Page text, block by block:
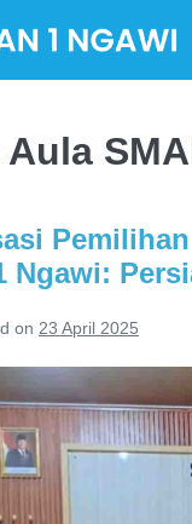
Aula
Ngawi:
on 23 April 2025